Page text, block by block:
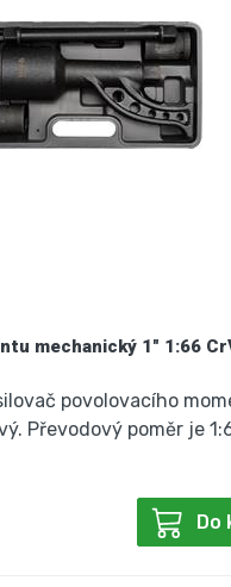
mechanický 1" 1:66
povolovacího
Převodový poměr je
Do